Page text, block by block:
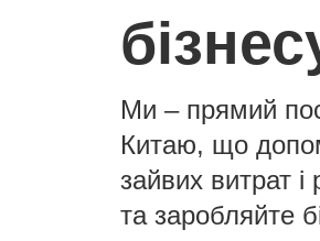
Ми – прямий
Китаю, що
зайвих витрат
та заробляйте